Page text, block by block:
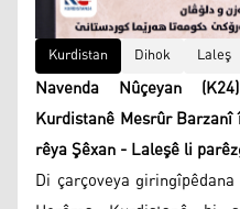
Kurdistan Dihok Laleş
Navenda Nûçeyan
Kurdistanê Mesrûr
rêya Şêxan - Laleşê li
Di çarçoveya